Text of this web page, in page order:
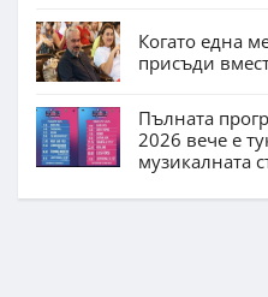
Когато една
присъди
Пълната
2026 вече е
музикалната